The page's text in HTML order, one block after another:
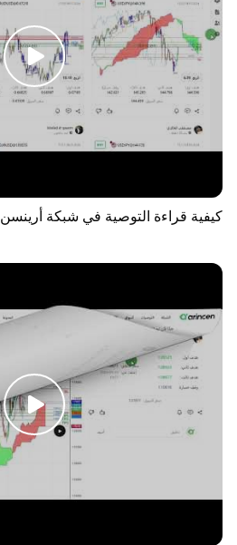
كيفية قراءة التوصية في شبكة أرينسن